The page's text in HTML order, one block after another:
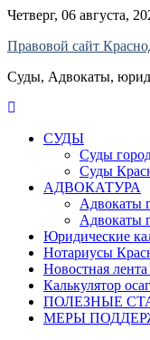
Skip
content
Четверг, 06 августа,
Правовой сайт
Суды, Адвокаты,
СУДЫ
Суды
Суды
АДВОКАТУРА
Адвокаты
Адвокаты
Юридические
Нотариусы
Новостная
Калькулятор
ПОЛЕЗНЫЕ
МЕРЫ